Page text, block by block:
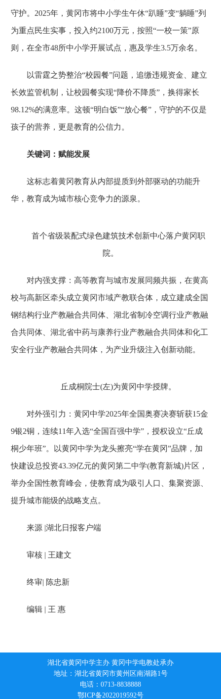
守护。2025年，黄冈市将中小学生午休“趴睡”变“躺睡”列
为重点民生实事，投入约2100万元，按照“一校一策”原
则，在全市48所中小学开展试点，惠及学生3.5万余名。
以雷霆之势整治“校园餐”问题，追缴违规资金、建立
长效监管机制，让校园餐实现“降价不降质”，换得家长
98.12%的满意率。这顿“明白饭”“放心餐”，守护的不仅是
孩子的营养，更是教育的公信力。
关键词：赋能发展
这标志着黄冈教育从内部提质到外部驱动的功能升
华，教育成为城市核心竞争力的源泉。
首个省级装配式绿色建筑技术创新中心落户黄冈职
院。
对内强支撑：高等教育与城市发展同频共振，在黄高
校与高新区牵头成立黄冈市域产教联合体，成立建成全国
钢结构行业产教融合共同体、湖北省制冷空调行业产教融
合共同体、湖北省中药与康养行业产教融合共同体和化工
安全行业产教融合共同体，为产业升级注入创新动能。
丘成桐院士(左)为黄冈中学授牌。
对外强引力：黄冈中学2025年全国奥赛决赛斩获15金
9银2铜，连续11年入选“全国百强中学”，授权设立“丘成
桐少年班”。以黄冈中学为龙头擦亮“学在黄冈”品牌，加
快建设总投资43.39亿元的黄冈第二中学(教育新城)片区，
举办全国性教育峰会，使教育成为吸引人口、集聚资源、
提升城市能级的战略支点。
来源 |湖北日报客户端
审核 | 王建文
终审| 陈忠新
编辑 | 王 惠
湖北省黄冈中学主办 黄冈中学电教处承办
地址：湖北省黄冈市黄州区南湖路1号
电话：0713-8838888
鄂ICP备2022019592号